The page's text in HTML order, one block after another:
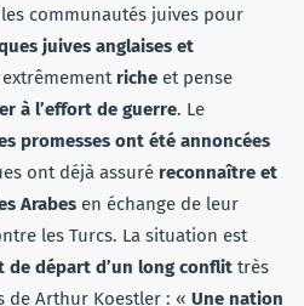
communautés juives pour
juives anglaises et
riche et pense
à l’effort de guerre. Le
promesses ont été annoncées
ont déjà assuré reconnaître et
Arabes en échange de leur
les Turcs. La situation est
de départ d’un long conflit très
de Arthur Koestler : « Une nation